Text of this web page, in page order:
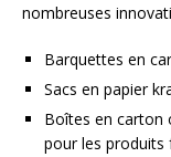
nombreuses
Barquettes en
Sacs en papier
Boîtes en carton
pour les produits